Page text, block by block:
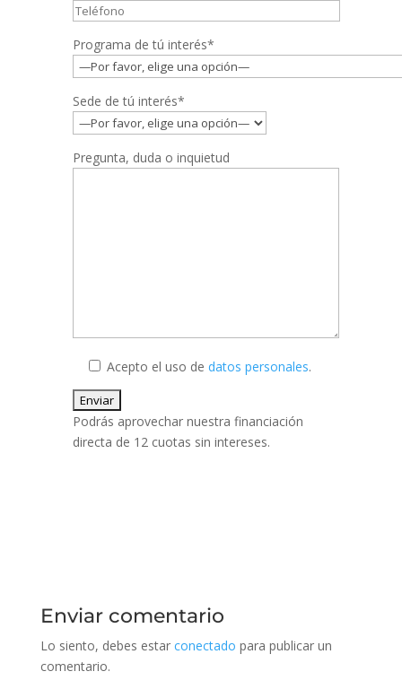
Programa de tú interés*
Sede de tú interés*
Pregunta, duda o inquietud
Acepto el uso de datos personales.
Podrás aprovechar nuestra financiación
directa de 12 cuotas sin intereses.
Enviar comentario
Lo siento, debes estar conectado para publicar un
comentario.